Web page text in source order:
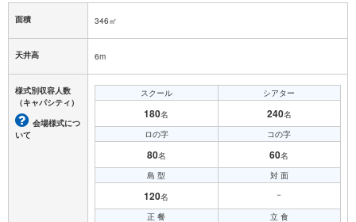
面積 346㎡
天井高 6m
様式別収容人数
（キャパシティ）
会場様式につ
いて
スクール
180名
シアター
240名
ロの字
80名
コの字
60名
島 型
120名
対 面
－
正 餐
立 食